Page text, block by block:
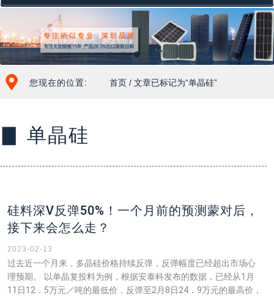
您现在的位置: 首页 / 文章已标记为“单晶硅”
▊ 单晶硅
硅料深V反弹50%！一个月前的预测蒙对后，
接下来会怎么走？
2023-02-13
过去近一个月来，多晶硅价格持续反弹，反弹幅度已经超出市场心
理预期。 以单晶复投料为例，根据安泰科发布的数据，已经从1月
11日12．5万元／吨的最低价，反弹至2月8日24．9万元的最高价，